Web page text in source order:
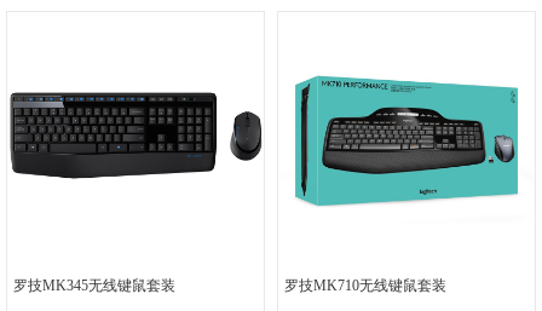
罗技MK345无线键鼠套装 罗技MK710无线键鼠套装